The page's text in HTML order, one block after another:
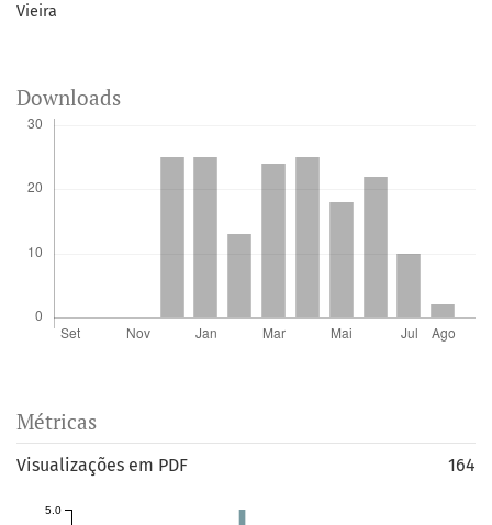
Vieira
Downloads
Métricas
Visualizações em PDF 164
5.0